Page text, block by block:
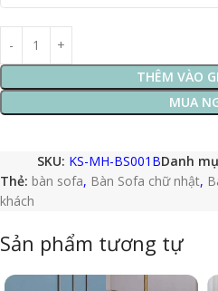
THÊM VÀO
MUA
SKU: KS-MH-BS001BDanh
Thẻ: bàn sofa, Bàn Sofa chữ nhật,
khách
Sản phẩm tương tự